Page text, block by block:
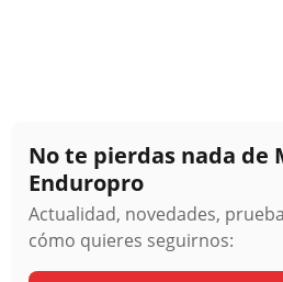
No te pierdas nada de
Enduropro
Actualidad, novedades,
cómo quieres seguirnos: